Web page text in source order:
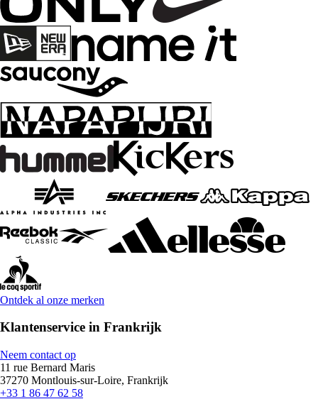
Ontdek al onze merken
Klantenservice in Frankrijk
Neem contact op
11 rue Bernard Maris
37270 Montlouis-sur-Loire, Frankrijk
+33 1 86 47 62 58